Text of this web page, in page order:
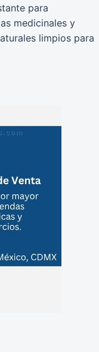
para
medicinales y
limpios para